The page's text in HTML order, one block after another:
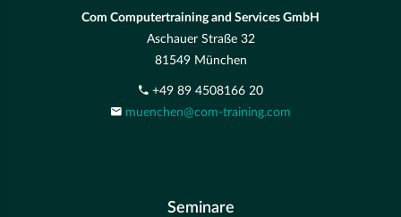
Com Computertraining and Services GmbH
Aschauer Straße 32
81549 München
+49 89 4508166 20
muenchen@com-training.com
Seminare